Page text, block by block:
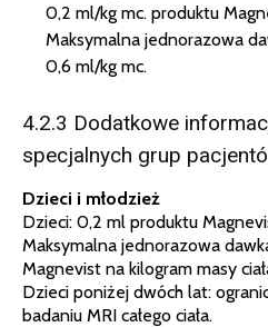
0,2 ml/kg mc. produktu
Maksymalna jednorazowa
0,6 ml/kg mc.
4.2.3 Dodatkowe
specjalnych grup
Dzieci i młodzież
Dzieci: 0,2 ml produktu
Maksymalna jednorazowa
Magnevist na kilogram masy
Dzieci poniżej dwóch lat:
badaniu MRI całego ciała.